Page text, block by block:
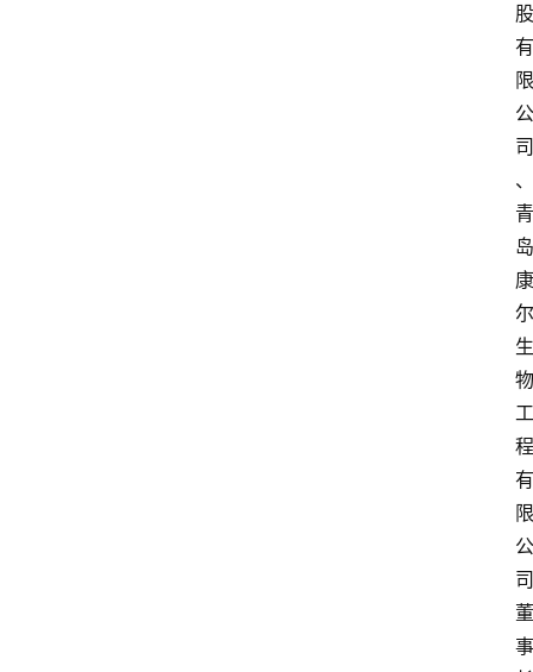
股
有
限
公
司
、
青
岛
康
尔
生
物
工
程
有
限
公
司
董
事